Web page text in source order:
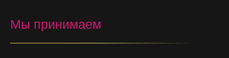
Мы принимаем